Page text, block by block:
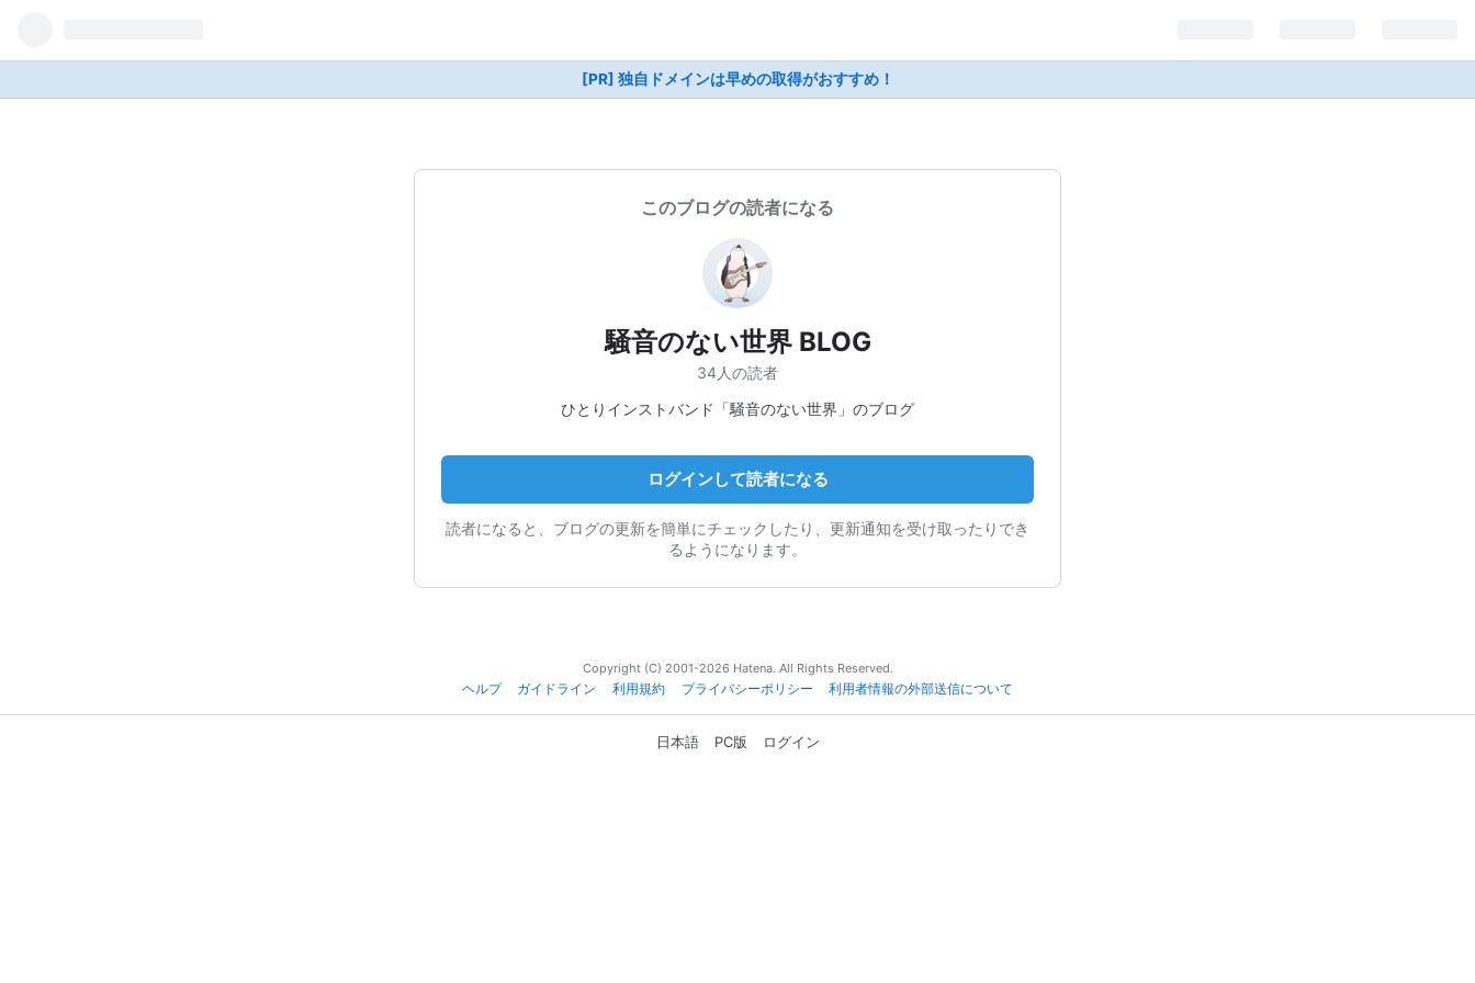
[PR] 独自ドメインは早めの取得がおすすめ！
このブログの読者になる
騒音のない世界 BLOG
34人の読者
ひとりインストバンド「騒音のない世界」のブログ
ログインして読者になる
読者になると、ブログの更新を簡単にチェックしたり、更新通知を受け取ったりでき
るようになります。
Copyright (C) 2001-2026 Hatena. All Rights Reserved.
ヘルプ
ガイドライン 利用規約 プライバシーポリシー 利用者情報の外部送信について
日本語 PC版 ログイン